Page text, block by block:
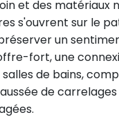
et des
s'ouvrent sur le
un
fort, une
de bains,
de